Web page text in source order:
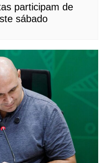
participam de
sábado